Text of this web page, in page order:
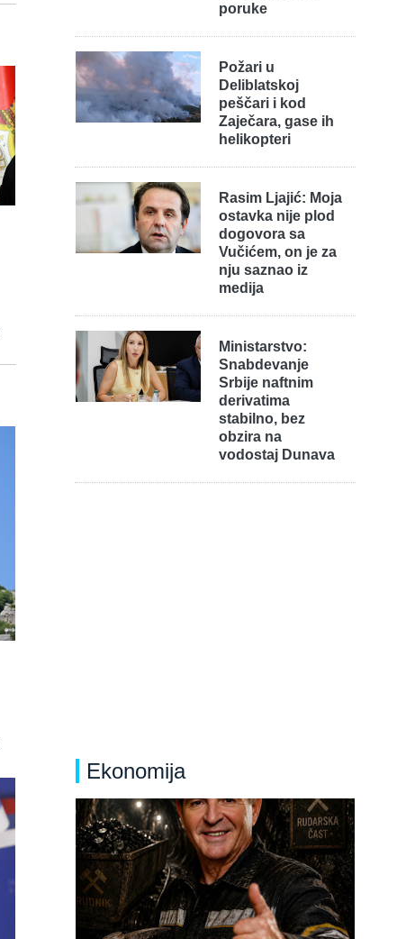
poruke
Požari u
Deliblatskoj
peščari i kod
Zaječara, gase ih
helikopteri
Rasim Ljajić: Moja
ostavka nije plod
dogovora sa
Vučićem, on je za
nju saznao iz
medija
Ministarstvo:
Snabdevanje
Srbije naftnim
derivatima
stabilno, bez
obzira na
vodostaj Dunava
Ekonomija